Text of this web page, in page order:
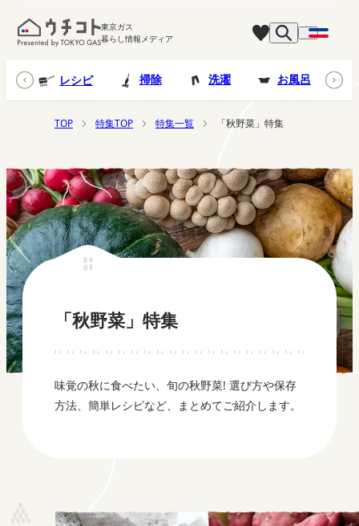
東京ガス
暮らし情報メディア
レシピ 掃除 洗濯 お風呂
TOP 特集TOP 特集一覧 「秋野菜」特集
「秋野菜」特集
味覚の秋に食べたい、旬の秋野菜! 選び方や保存
方法、簡単レシピなど、まとめてご紹介します。